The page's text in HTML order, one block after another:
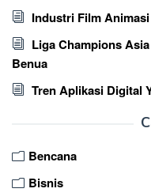
Industri Film
Liga Champions
Benua
Tren Aplikasi Digital
Bencana
Bisnis